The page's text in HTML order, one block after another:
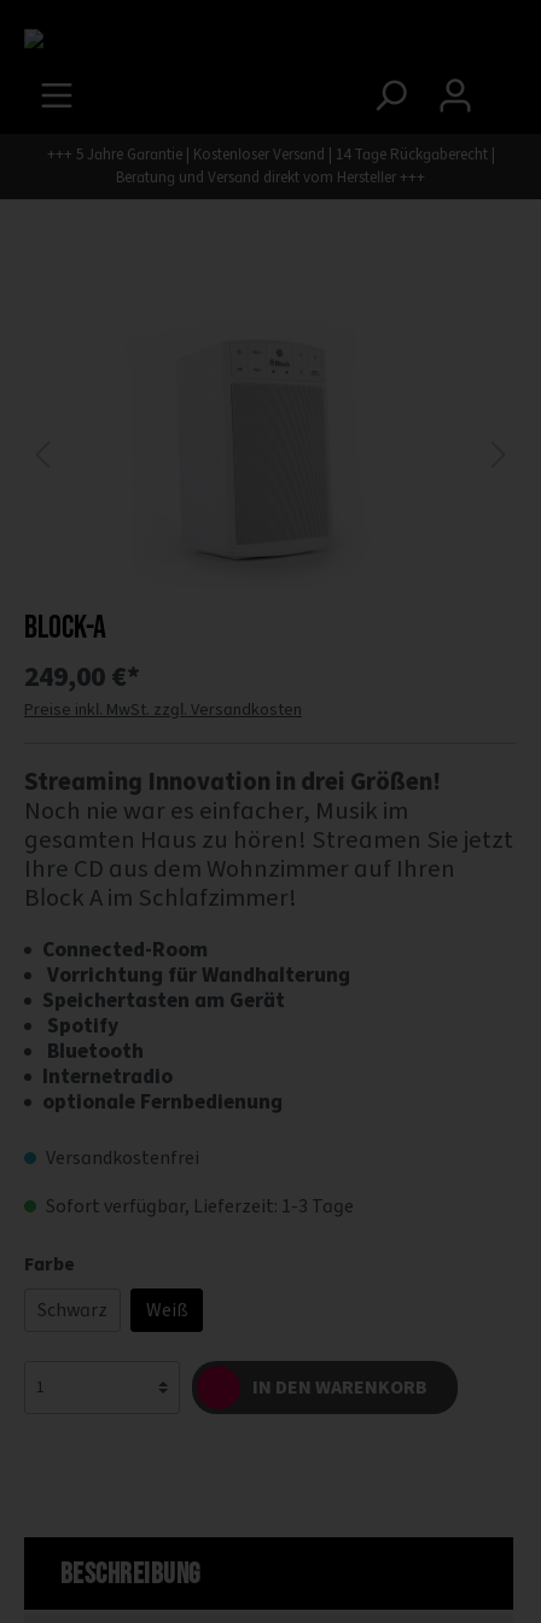
+++ 5 Jahre Garantie | Kostenloser Versand | 14 Tage Rückgaberecht |
Beratung und Versand direkt vom Hersteller +++
BLOCK-A
249,00 €*
Preise inkl. MwSt. zzgl. Versandkosten
Streaming Innovation in drei Größen!
Noch nie war es einfacher, Musik im
gesamten Haus zu hören! Streamen Sie jetzt
Ihre CD aus dem Wohnzimmer auf Ihren
Block A im Schlafzimmer!
Connected-Room
Vorrichtung für Wandhalterung
Speichertasten am Gerät
Spotify
Bluetooth
Internetradio
optionale Fernbedienung
Versandkostenfrei
Sofort verfügbar, Lieferzeit: 1-3 Tage
Farbe
Schwarz
Weiß
IN DEN WARENKORB
Beschreibung